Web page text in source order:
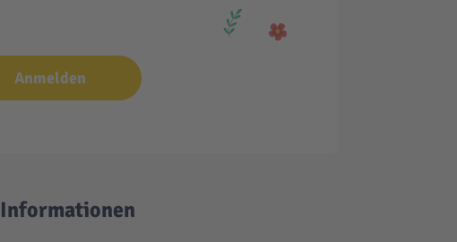
Anmelden
Informationen